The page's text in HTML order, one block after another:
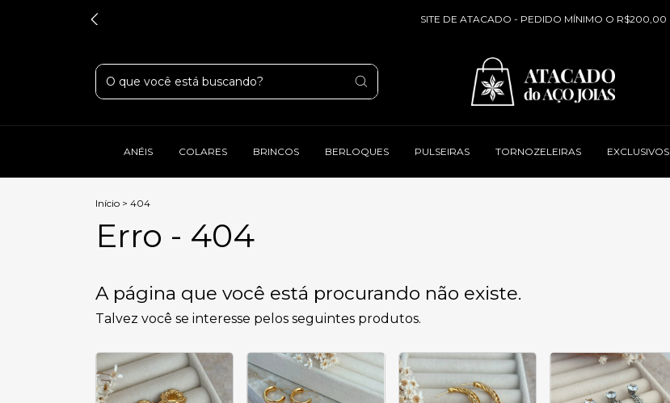
SITE DE ATACADO - PEDIDO MÍNIMO O R$200,00
ANÉIS COLARES BRINCOS BERLOQUES PULSEIRAS TORNOZELEIRAS EXCLUSIVOS
Início > 404
Erro - 404
A página que você está procurando não existe.
Talvez você se interesse pelos seguintes produtos.